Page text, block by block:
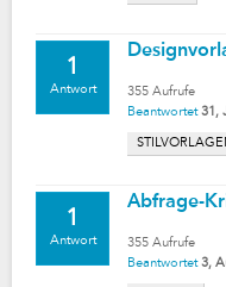
1
Antwort 355 Aufrufe
Beantwortet 31,
1
Antwort
Abfrage-
355 Aufrufe
Beantwortet 3,